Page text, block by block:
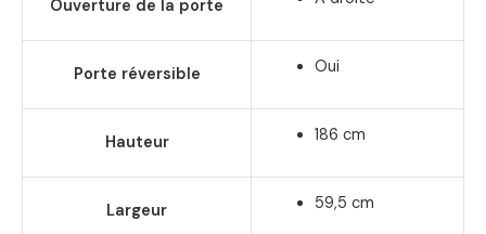
Ouverture de la porte
Porte réversible Oui
Hauteur 186 cm
Largeur 59,5 cm